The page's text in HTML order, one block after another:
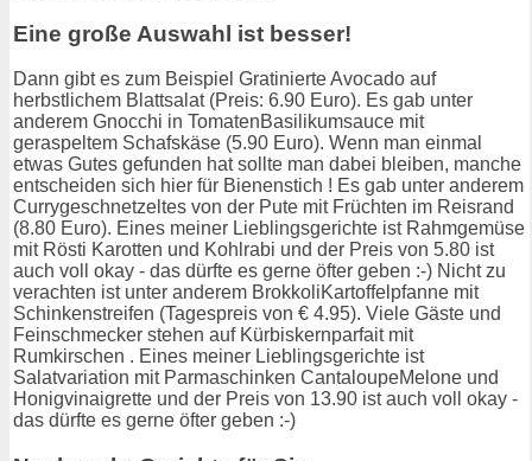
Eine große Auswahl ist besser!
Dann gibt es zum Beispiel Gratinierte Avocado auf
herbstlichem Blattsalat (Preis: 6.90 Euro). Es gab unter
anderem Gnocchi in TomatenBasilikumsauce mit
geraspeltem Schafskäse (5.90 Euro). Wenn man einmal
etwas Gutes gefunden hat sollte man dabei bleiben, manche
entscheiden sich hier für Bienenstich ! Es gab unter anderem
Currygeschnetzeltes von der Pute mit Früchten im Reisrand
(8.80 Euro). Eines meiner Lieblingsgerichte ist Rahmgemüse
mit Rösti Karotten und Kohlrabi und der Preis von 5.80 ist
auch voll okay - das dürfte es gerne öfter geben :-) Nicht zu
verachten ist unter anderem BrokkoliKartoffelpfanne mit
Schinkenstreifen (Tagespreis von € 4.95). Viele Gäste und
Feinschmecker stehen auf Kürbiskernparfait mit
Rumkirschen . Eines meiner Lieblingsgerichte ist
Salatvariation mit Parmaschinken CantaloupeMelone und
Honigvinaigrette und der Preis von 13.90 ist auch voll okay -
das dürfte es gerne öfter geben :-)